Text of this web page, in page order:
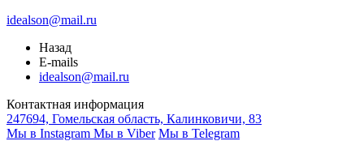
idealson@mail.ru
Назад
E-mails
idealson@mail.ru
Контактная информация
247694, Гомельская область, Калинковичи, 83
Мы в Instagram Мы в Viber Мы в Telegram